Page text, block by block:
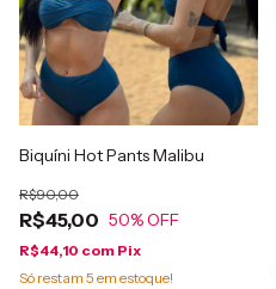
Biquíni Hot Pants Malibu
R$45,00
R$90,00
50% OFF
R$44,10 com Pix
Só restam 5 em estoque!